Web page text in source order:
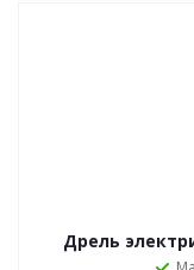
Дрель